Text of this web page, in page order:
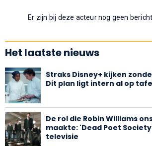
Er zijn bij deze acteur nog geen
Het laatste nieuws
Straks Disney+ kijken
Dit plan ligt intern al op
De rol die Robin Williams
maakte: 'Dead Poet
televisie